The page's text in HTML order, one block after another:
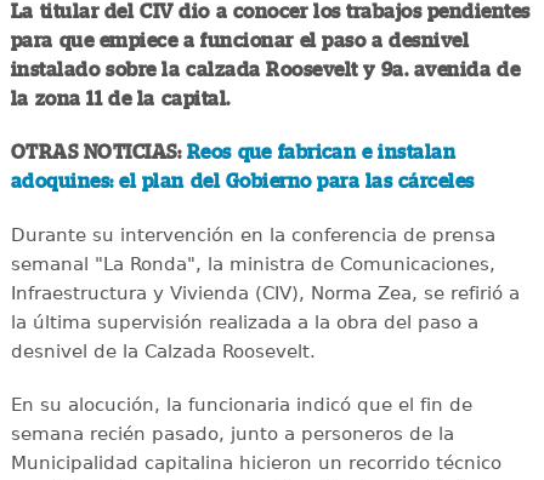
La titular del CIV dio a conocer los trabajos pendientes
para que empiece a funcionar el paso a desnivel
instalado sobre la calzada Roosevelt y 9a. avenida de
la zona 11 de la capital.
OTRAS NOTICIAS: Reos que fabrican e instalan
adoquines: el plan del Gobierno para las cárceles
Durante su intervención en la conferencia de prensa
semanal "La Ronda", la ministra de Comunicaciones,
Infraestructura y Vivienda (CIV), Norma Zea, se refirió a
la última supervisión realizada a la obra del paso a
desnivel de la Calzada Roosevelt.
En su alocución, la funcionaria indicó que el fin de
semana recién pasado, junto a personeros de la
Municipalidad capitalina hicieron un recorrido técnico